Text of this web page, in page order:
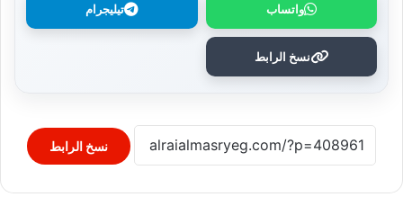
واتساب تيليجرام
نسخ الرابط
نسخ الرابط